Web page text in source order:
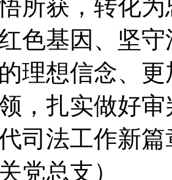
所获，转化
色基因、坚
理想信念、
，扎实做好
司法工作新
党总支）